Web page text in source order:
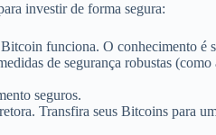
investir de forma segura:
funciona. O conhecimento é
de segurança robustas
seguros.
Transfira seus Bitcoins para